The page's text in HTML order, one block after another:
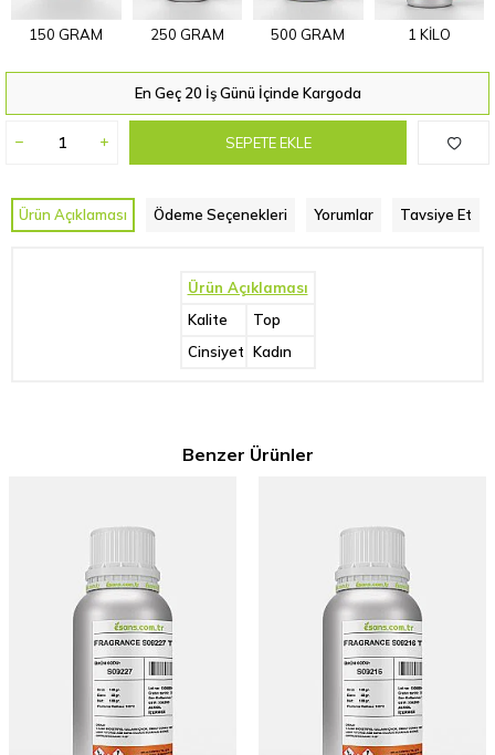
150 GRAM 250 GRAM 500 GRAM 1 KİLO
En Geç 20 İş Günü İçinde Kargoda
SEPETE EKLE
Ürün Açıklaması Ödeme Seçenekleri Yorumlar Tavsiye Et
Ürün Açıklaması
Kalite
Top
Cinsiyet Kadın
Benzer Ürünler